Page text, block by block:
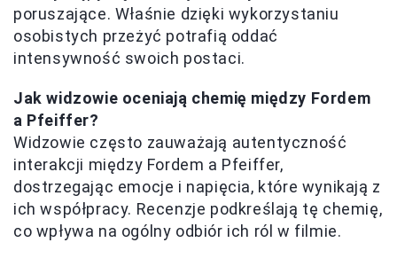
poruszające. Właśnie dzięki wykorzystaniu
osobistych przeżyć potrafią oddać
intensywność swoich postaci.
Jak widzowie oceniają chemię między Fordem
a Pfeiffer?
Widzowie często zauważają autentyczność
interakcji między Fordem a Pfeiffer,
dostrzegając emocje i napięcia, które wynikają z
ich współpracy. Recenzje podkreślają tę chemię,
co wpływa na ogólny odbiór ich ról w filmie.